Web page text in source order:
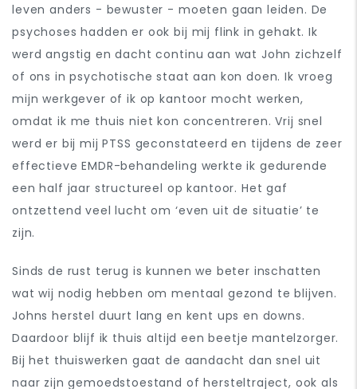
leven anders - bewuster - moeten gaan leiden. De
psychoses hadden er ook bij mij flink in gehakt. Ik
werd angstig en dacht continu aan wat John zichzelf
of ons in psychotische staat aan kon doen. Ik vroeg
mijn werkgever of ik op kantoor mocht werken,
omdat ik me thuis niet kon concentreren. Vrij snel
werd er bij mij PTSS geconstateerd en tijdens de zeer
effectieve EMDR-behandeling werkte ik gedurende
een half jaar structureel op kantoor. Het gaf
ontzettend veel lucht om ‘even uit de situatie’ te
zijn.
Sinds de rust terug is kunnen we beter inschatten
wat wij nodig hebben om mentaal gezond te blijven.
Johns herstel duurt lang en kent ups en downs.
Daardoor blijf ik thuis altijd een beetje mantelzorger.
Bij het thuiswerken gaat de aandacht dan snel uit
naar zijn gemoedstoestand of hersteltraject, ook als